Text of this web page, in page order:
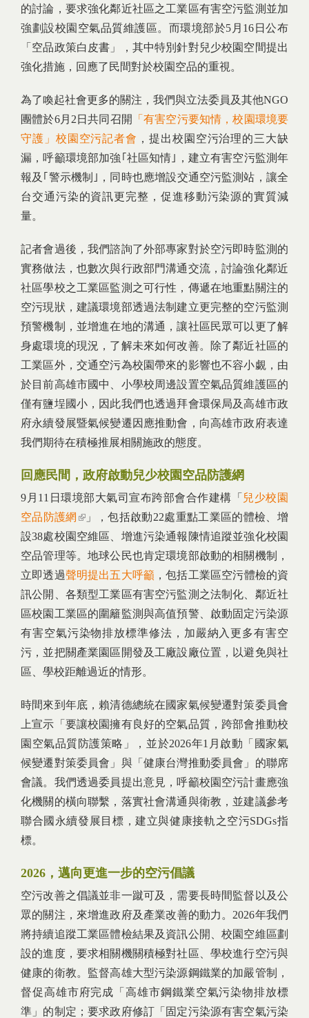
的討論，要求強化鄰近社區之工業區有害空污監測並加
強劃設校園空氣品質維護區。而環境部於5月16日公布
「空品政策白皮書」，其中特別針對兒少校園空間提出
強化措施，回應了民間對於校園空品的重視。
為了喚起社會更多的關注，我們與立法委員及其他NGO
團體於6月2日共同召開
「有害空污要知情，校園環境要
守護」校園空污記者會 ，提出校園空污治理的三大缺
漏，呼籲環境部加強｢社區知情｣，建立有害空污監測年
報及｢警示機制｣，同時也應增設交通空污監測站，讓全
台交通污染的資訊更完整，促進移動污染源的實質減
量。
記者會過後，我們諮詢了外部專家對於空污即時監測的
實務做法，也數次與行政部門溝通交流，討論強化鄰近
社區學校之工業區監測之可行性，傳遞在地重點關注的
空污現狀，建議環境部透過法制建立更完整的空污監測
預警機制，並增進在地的溝通，讓社區民眾可以更了解
身處環境的現況，了解未來如何改善。除了鄰近社區的
工業區外，交通空污為校園帶來的影響也不容小覷，由
於目前高雄市國中、小學校周邊設置空氣品質維護區的
僅有鹽埕國小，因此我們也透過拜會環保局及高雄市政
府永續發展暨氣候變遷因應推動會，向高雄市政府表達
我們期待在積極推展相關施政的態度。
回應民間，政府啟動兒少校園空品防護網
9月11日環境部大氣司宣布跨部會合作建構「 兒少校園
空品防護網 (link is external)
」，包括啟動22處重點工業區的體檢、增
設38處校園空維區、增進污染通報陳情追蹤並強化校園
空品管理等。地球公民也肯定環境部啟動的相關機制，
立即透過聲明提出五大呼籲 ，包括工業區空污體檢的資
訊公開、各類型工業區有害空污監測之法制化、鄰近社
區校園工業區的圍籬監測與高值預警、啟動固定污染源
有害空氣污染物排放標準修法，加嚴納入更多有害空
污，並把關產業園區開發及工廠設廠位置，以避免與社
區、學校距離過近的情形。
時間來到年底，賴清德總統在國家氣候變遷對策委員會
上宣示「要讓校園擁有良好的空氣品質，跨部會推動校
園空氣品質防護策略」，並於2026年1月啟動「國家氣
候變遷對策委員會」與「健康台灣推動委員會」的聯席
會議。我們透過委員提出意見，呼籲校園空污計畫應強
化機關的橫向聯繫，落實社會溝通與衛教，並建議參考
聯合國永續發展目標，建立與健康接軌之空污SDGs指
標。
2026，邁向更進一步的空污倡議
空污改善之倡議並非一蹴可及，需要長時間監督以及公
眾的關注，來增進政府及產業改善的動力。2026年我們
將持續追蹤工業區體檢結果及資訊公開、校園空維區劃
設的進度，要求相關機關積極對社區、學校進行空污與
健康的衛教。監督高雄大型污染源鋼鐵業的加嚴管制，
督促高雄市府完成「高雄市鋼鐵業空氣污染物排放標
準」的制定；要求政府修訂「固定污染源有害空氣污染